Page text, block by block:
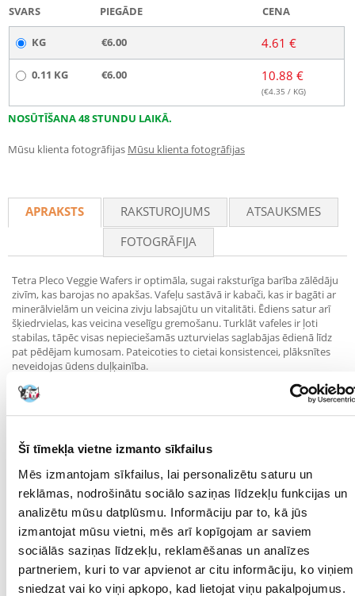
Šī tīmekļa vietne izmanto sīkfailus
Mēs izmantojam sīkfailus, lai personalizētu saturu un
reklāmas, nodrošinātu sociālo saziņas līdzekļu funkcijas un
analizētu mūsu datplūsmu. Informāciju par to, kā jūs
izmantojat mūsu vietni, mēs arī kopīgojam ar saviem
sociālās saziņas līdzekļu, reklamēšanas un analīzes
partneriem, kuri to var apvienot ar citu informāciju, ko viņiem
sniedzat vai ko viņi apkopo, kad lietojat viņu pakalpojumus.
SVARS PIEGĀDE CENA
KG €6.00 4.61 €
0.11 KG €6.00 10.88 €
(€4.35 / KG)
NOSŪTĪŠANA 48 STUNDU LAIKĀ.
Mūsu klienta fotogrāfijas Mūsu klienta fotogrāfijas
APRAKSTS RAKSTUROJUMS
ATSAUKSMES
FOTOGRĀFIJA
Tetra Pleco Veggie Wafers ir optimāla, sugai raksturīga barība zālēdāju
zivīm, kas barojas no apakšas. Vafeļu sastāvā ir kabači, kas ir bagāti ar
minerālvielām un veicina zivju labsajūtu un vitalitāti. Ēdiens satur arī
šķiedrvielas, kas veicina veselīgu gremošanu. Turklāt vafeles ir ļoti
stabilas, tāpēc visas nepieciešamās uzturvielas saglabājas ēdienā līdz
pat pēdējam kumosam. Pateicoties to cietai konsistencei, plāksnītes
neveidojas ūdens duļķainība.
Tetra Pleco Wafers:
- auguēdāju grunts zivju pamatbarība.
plecostomus, Whiskers).
- vafeļu kompaktā konsistence novērš ūdens duļķainību.
- barība tādā veidā, kas atbilst grunts zivju barības prasībām.
Graudaugi, Augu olbaltumvielu ekstrakti, Augu izcelsmes produkti,
Raugs, Eļļas un tauki, Aļģes, Dārzeņi (cukini 2,9%), Minerālvielas.
Analītika: